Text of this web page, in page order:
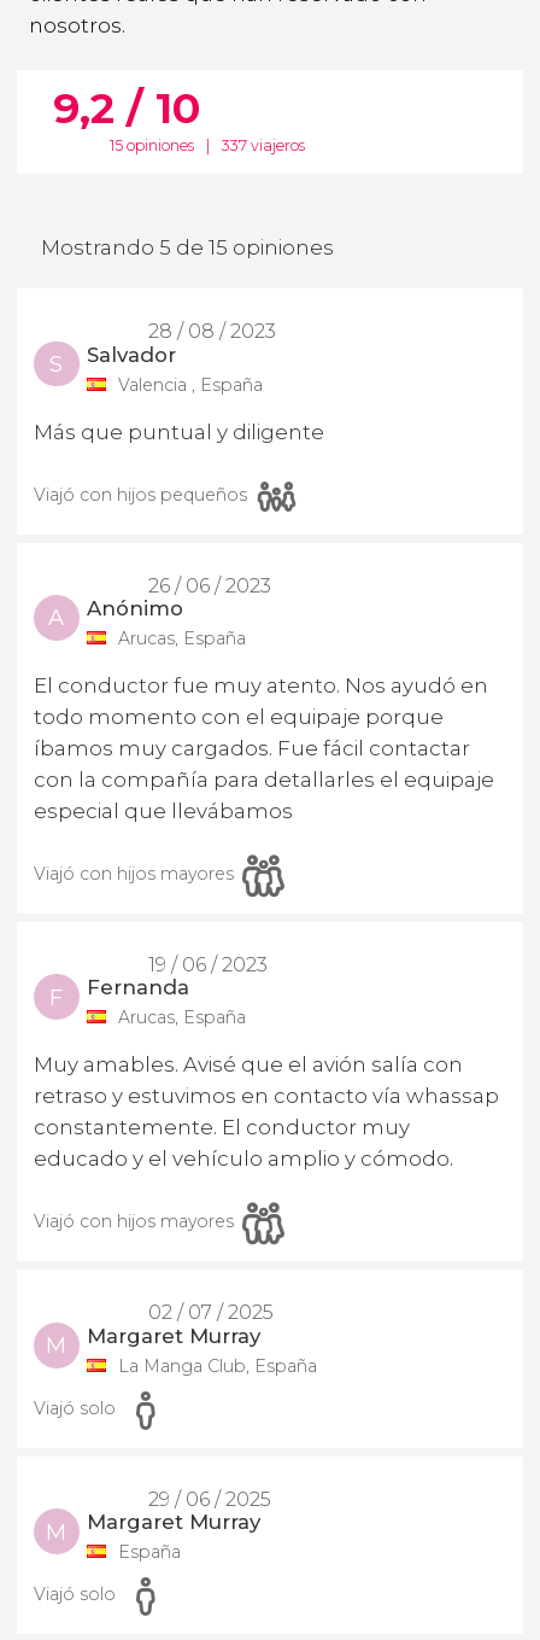
nosotros.
9,2 / 10
15 opiniones 337 viajeros
Mostrando 5 de 15 opiniones
28 / 08 / 2023
S Salvador
Valencia , España
Más que puntual y diligente
Viajó con hijos pequeños
26 / 06 / 2023
A Anónimo
Arucas, España
El conductor fue muy atento. Nos ayudó en
todo momento con el equipaje porque
íbamos muy cargados. Fue fácil contactar
con la compañía para detallarles el equipaje
especial que llevábamos
Viajó con hijos mayores
19 / 06 / 2023
F Fernanda
Arucas, España
Muy amables. Avisé que el avión salía con
retraso y estuvimos en contacto vía whassap
constantemente. El conductor muy
educado y el vehículo amplio y cómodo.
Viajó con hijos mayores
02 / 07 / 2025
M Margaret Murray
La Manga Club, España
Viajó solo
29 / 06 / 2025
M Margaret Murray
España
Viajó solo